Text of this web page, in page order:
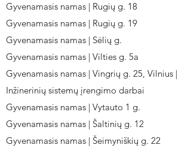
Gyvenamasis namas | Rugių g. 18
Gyvenamasis namas | Rugių g. 19
Gyvenamasis namas | Sėlių g.
Gyvenamasis namas | Vilties g. 5a
Gyvenamasis namas | Vingrių g. 25, Vilnius |
Inžinerinių sistemų įrengimo darbai
Gyvenamasis namas | Vytauto 1 g.
Gyvenamasis namas | Šaltinių g. 12
Gyvenamasis namas | Šeimyniškių g. 22